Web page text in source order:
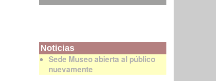
Noticias
Sede Museo abierta al público
nuevamente